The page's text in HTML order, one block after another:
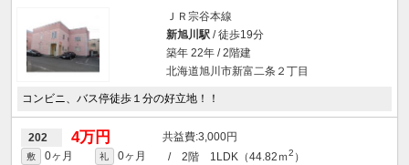
ＪＲ宗谷本線
新旭川駅/ 徒歩19分
築年 22年 / 2階建
北海道旭川市新富二条２丁目
コンビニ、バス停徒歩１分の好立地！！
202 4万円 3,000円
敷 0ヶ月 礼 0ヶ月 / 2階 1LDK（44.82ｍ2 ）